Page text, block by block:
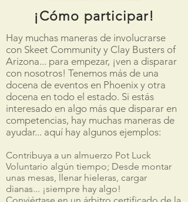
¡Cómo participar!
Hay muchas maneras de involucrarse
con Skeet Community y Clay Busters of
Arizona... para empezar, ¡ven a disparar
con nosotros! Tenemos más de una
docena de eventos en Phoenix y otra
docena en todo el estado. Si estás
interesado en algo más que disparar en
competencias, hay muchas maneras de
ayudar... aquí hay algunos ejemplos:
Contribuya a un almuerzo Pot Luck
Voluntario algún tiempo; Desde montar
unas mesas, llenar hieleras, cargar
dianas... ¡siempre hay algo!